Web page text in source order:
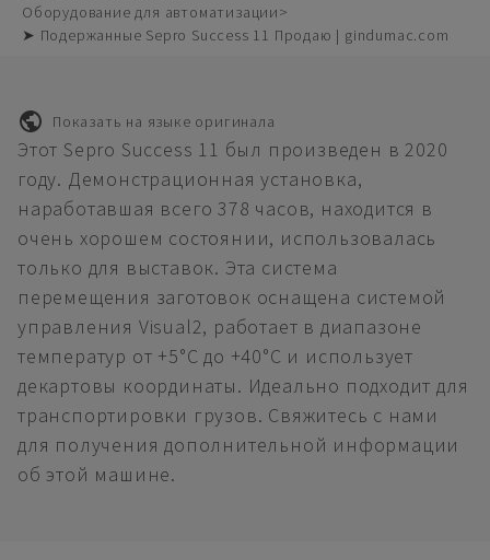
Оборудование для автоматизации
➤ Подержанные Sepro Success 11 Продаю | gindumac.com
Показать на языке оригинала
Этот Sepro Success 11 был произведен в 2020
году. Демонстрационная установка,
наработавшая всего 378 часов, находится в
очень хорошем состоянии, использовалась
только для выставок. Эта система
перемещения заготовок оснащена системой
управления Visual2, работает в диапазоне
температур от +5°C до +40°C и использует
декартовы координаты. Идеально подходит для
транспортировки грузов. Свяжитесь с нами
для получения дополнительной информации
об этой машине.